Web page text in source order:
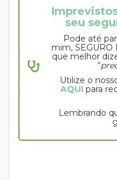
seu
Pode até
mim, SEGURO
que melhor
“
Utilize o
AQUI para
Lembrando